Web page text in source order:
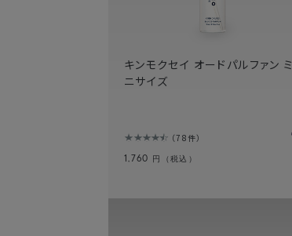
キンモクセイ オードパルファン ミ
ニサイズ
78件
1,760 円（税込）